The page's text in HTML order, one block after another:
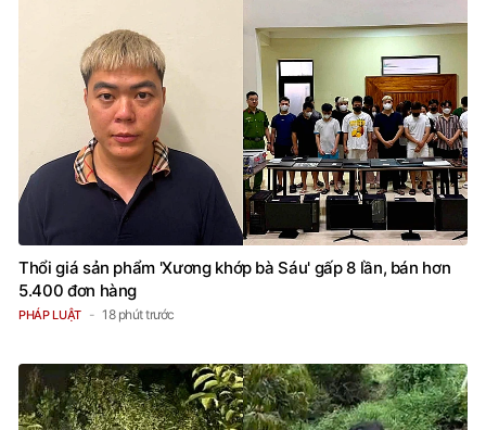
Thổi giá sản phẩm 'Xương khớp bà Sáu' gấp 8 lần, bán hơn
5.400 đơn hàng
PHÁP LUẬT 18 phút trước